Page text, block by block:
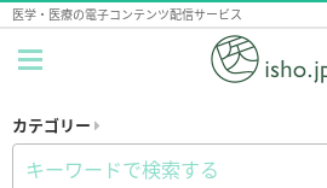
医学・医療の電子コンテンツ配信サービス
カテゴリー